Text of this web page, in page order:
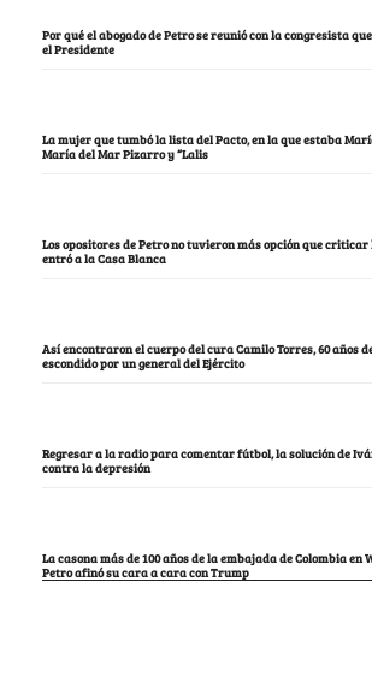
Por qué el abogado de Petro se reunió con la congresista
el Presidente
La mujer que tumbó la lista del Pacto, en la que estaba
María del Mar Pizarro y “Lalis
Los opositores de Petro no tuvieron más opción que
entró a la Casa Blanca
Así encontraron el cuerpo del cura Camilo Torres, 60 años
escondido por un general del Ejército
Regresar a la radio para comentar fútbol, la solución de
contra la depresión
La casona más de 100 años de la embajada de Colombia en
Petro afinó su cara a cara con Trump